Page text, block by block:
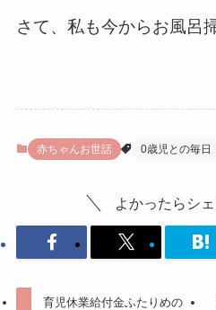
さて、私も今からお風呂
赤ちゃんお世話 0歳児との毎日
よかったらシ
育児休業給付金ふたりめの